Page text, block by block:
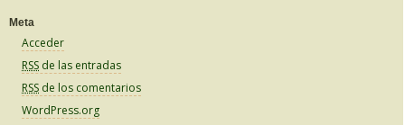
Meta
Acceder
RSS de las entradas
RSS de los comentarios
WordPress.org